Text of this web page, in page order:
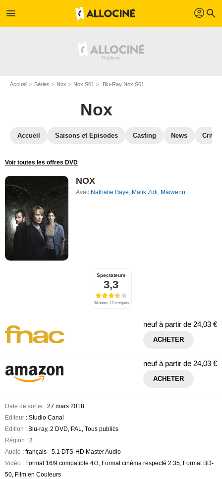
menu profil search
Accueil Séries Nox Nox S01 Blu-Ray Nox S01
Nox
Accueil Saisons et Episodes Casting News
Voir toutes les offres DVD
NOX
Avec Nathalie Baye, Malik Zidi, Maïwenn
Spectateurs
3,3
34 notes, 12 critiques
neuf à partir de 24,03 €
ACHETER
neuf à partir de 24,03 €
ACHETER
Date de sortie : 27 mars 2018
Editeur : Studio Canal
Edition : Blu-ray, 2 DVD, PAL, Tous publics
Région : 2
Audio : français - 5.1 DTS-HD Master Audio
Vidéo : Format 16/9 compatible 4/3, Format cinéma respecté 2.35, Format BD-
50, Film en Couleurs